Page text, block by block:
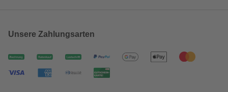
Unsere Zahlungsarten